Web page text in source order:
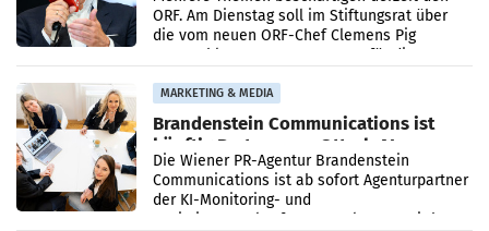
ORF. Am Dienstag soll im Stiftungsrat über
die vom neuen ORF-Chef Clemens Pig
vorgeschlagenen Besetzungen für die
MARKETING & MEDIA
Brandenstein Communications ist
künftig Partner von OtterlyAI
Die Wiener PR-Agentur Brandenstein
Communications ist ab sofort Agenturpartner
der KI-Monitoring- und
Optimierungsplattform OtterlyAI. Damit baut